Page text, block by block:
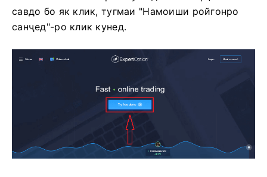
савдо бо як клик, тугмаи "Намоиши ройгонро
санҷед"-ро клик кунед.